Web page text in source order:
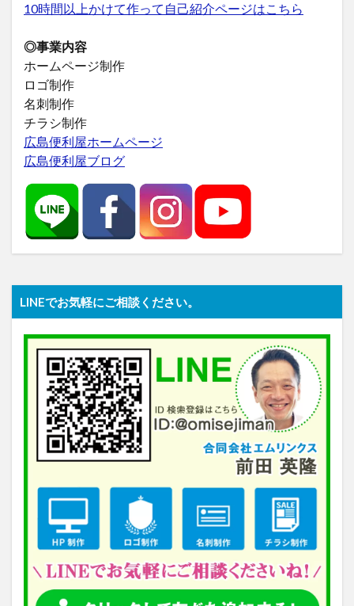
10時間以上かけて作って自己紹介ページはこちら
◎事業内容
ホームページ制作
ロゴ制作
名刺制作
チラシ制作
広島便利屋ホームページ
広島便利屋ブログ
LINEでお気軽にご相談ください。